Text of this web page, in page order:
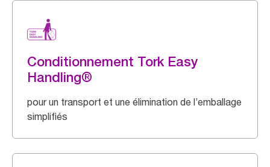
Conditionnement Tork Easy
Handling®
pour un transport et une élimination de l’emballage
simplifiés